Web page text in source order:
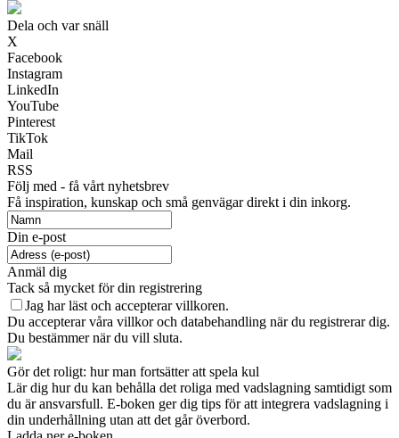
Dela och var snäll
X
Facebook
Instagram
LinkedIn
YouTube
Pinterest
TikTok
Mail
RSS
Följ med - få vårt nyhetsbrev
Få inspiration, kunskap och små genvägar direkt i din inkorg.
Din e-post
Anmäl dig
Tack så mycket för din registrering
Jag har läst och accepterar villkoren.
Du accepterar våra villkor och databehandling när du registrerar dig.
Du bestämmer när du vill sluta.
Gör det roligt: ​​hur man fortsätter att spela kul
Lär dig hur du kan behålla det roliga med vadslagning samtidigt som
du är ansvarsfull. E-boken ger dig tips för att integrera vadslagning i
din underhållning utan att det går överbord.